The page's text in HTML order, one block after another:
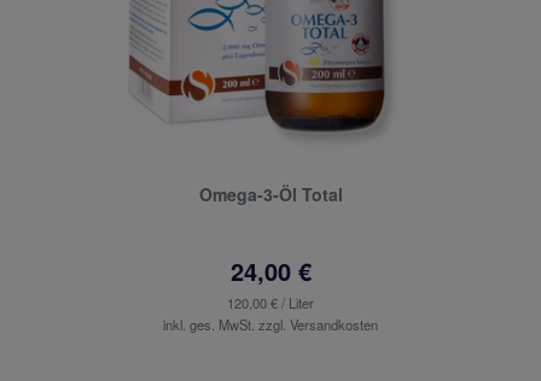
Omega-3-Öl Total
24,00 €
120,00 € / Liter
inkl. ges. MwSt. zzgl. Versandkosten